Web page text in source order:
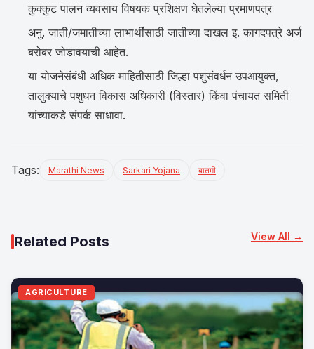
कुक्कुट पालन व्यवसाय विषयक प्रशिक्षण घेतलेल्या प्रमाणपत्र
अनु. जाती/जमातीच्या लाभार्थींसाठी जातीच्या दाखल इ. कागदपत्रे अर्ज
बरोबर जोडावयाची आहेत.
या योजनेसंबंधी अधिक माहितीसाठी जिल्हा पशुसंवर्धन उपआयुक्त,
तालुक्याचे पशुधन विकास अधिकारी (विस्तार) किंवा पंचायत समिती
यांच्याकडे संपर्क साधावा.
Tags: Marathi News Sarkari Yojana बातमी
Related Posts View All →
AGRICULTURE